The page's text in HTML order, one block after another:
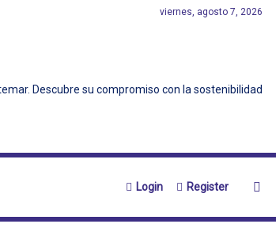
viernes, agosto 7, 2026
Login Register